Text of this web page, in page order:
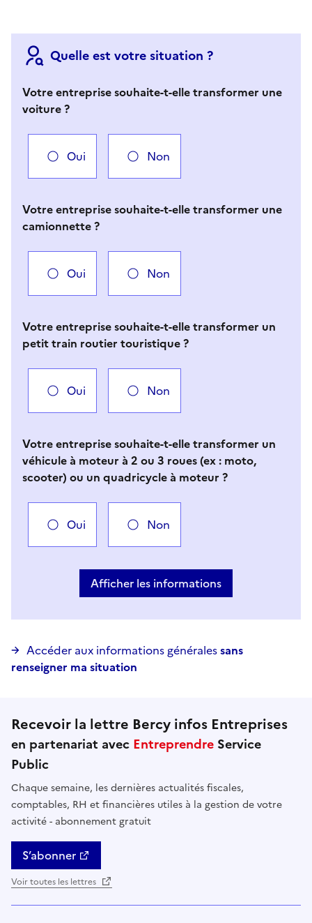
Quelle est votre situation ?
Votre entreprise souhaite-t-elle transformer une
voiture ?
Oui Non
Votre entreprise souhaite-t-elle transformer une
camionnette ?
Oui Non
Votre entreprise souhaite-t-elle transformer un
petit train routier touristique ?
Oui Non
Votre entreprise souhaite-t-elle transformer un
véhicule à moteur à 2 ou 3 roues (ex : moto,
scooter) ou un quadricycle à moteur ?
Oui Non
Vous avez choisi
Choisir votre casAfficher les informations
Accéder aux informations généralessans
renseigner ma situation
Recevoir la lettre Bercy infos Entreprises
en partenariat avec Entreprendre Service
Public
Chaque semaine, les dernières actualités fiscales,
comptables, RH et financières utiles à la gestion de votre
activité - abonnement gratuit
S’abonner
Voir toutes les lettres